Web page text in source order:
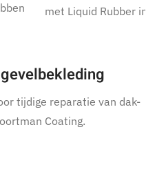
met Liquid Rubber in
tijdige reparatie van dak-
Coating.